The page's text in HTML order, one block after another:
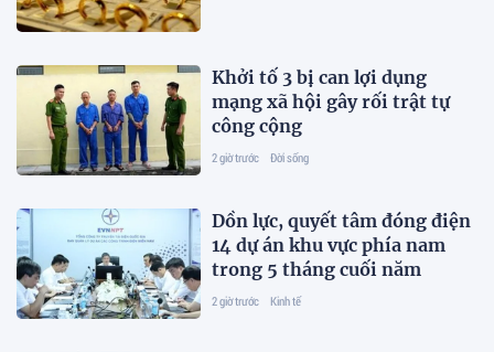
Khởi tố 3 bị can lợi dụng
mạng xã hội gây rối trật tự
công cộng
2 giờ trước Đời sống
Dồn lực, quyết tâm đóng điện
14 dự án khu vực phía nam
trong 5 tháng cuối năm
2 giờ trước Kinh tế